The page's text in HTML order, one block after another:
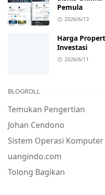
Pemula
2026/6/13
Harga
Investasi
2026/6/11
BLOGROLL
Temukan Pengertian
Johan Cendono
Sistem Operasi Komputer
uangindo.com
Tolong Bagikan